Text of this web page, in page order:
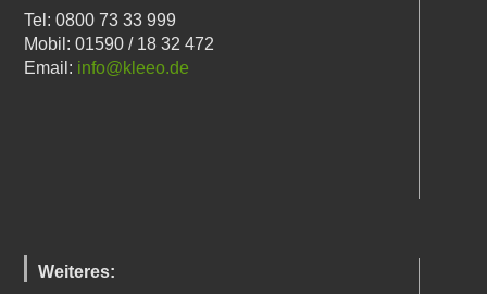
Tel: 0800 73 33 999
Mobil: 01590 / 18 32 472
Email: info@kleeo.de
Weiteres: